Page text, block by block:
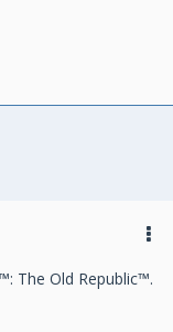
The Old Republic™.